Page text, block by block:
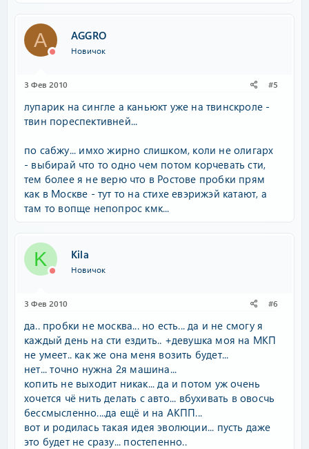
A AGGRO
Новичок
3 Фев 2010 #5
лупарик на сингле а каньюкт уже на твинскроле -
твин пореспективней...
по сабжу... имхо жирно слишком, коли не олигарх
- выбирай что то одно чем потом корчевать сти,
тем более я не верю что в Ростове пробки прям
как в Москве - тут то на стихе евэрижэй катают, а
там то вопще непопрос кмк...
K Kila
Новичок
3 Фев 2010 #6
да.. пробки не москва... но есть... да и не смогу я
каждый день на сти ездить.. +девушка моя на МКП
не умеет.. как же она меня возить будет...
нет... точно нужна 2я машина...
копить не выходит никак... да и потом уж очень
хочется чё нить делать с авто... вбухивать в овосчь
бессмысленно....да ещё и на АКПП...
вот и родилась такая идея эволюции... пусть даже
это будет не сразу... постепенно..